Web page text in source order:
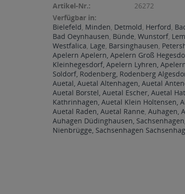
Artikel-Nr.:
26272
Verfügbar in:
Bielefeld, Minden, Detmold, Herford,
Bad Oeynhausen, Bünde,Wunstorf,
Westfalica, Lage, Barsinghausen,
Apelern Apelern, Apelern Groß
Kleinhegesdorf, Apelern Lyhren,
Soldorf, Rodenberg, Rodenberg
Auetal, Auetal Altenhagen, Auetal
Auetal Borstel, Auetal Escher, Auetal
Kathrinhagen, Auetal Klein Holtensen,
Auetal Raden, Auetal Ranne,Auhagen,
Auhagen Düdinghausen,
Nienbrügge, Sachsenhagen